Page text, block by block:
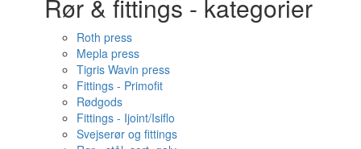
Rør & fittings - kategorier
Roth press
Mepla press
Tigris Wavin press
Fittings - Primofit
Rødgods
Fittings - Ijoint/Isiflo
Svejserør og fittings